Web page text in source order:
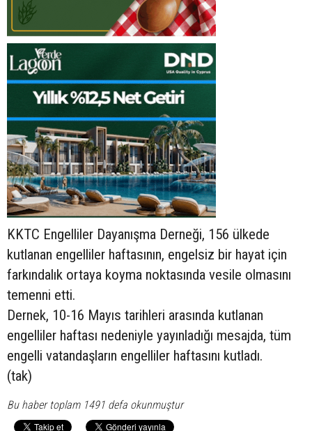
KKTC Engelliler Dayanışma Derneği, 156 ülkede
kutlanan engelliler haftasının, engelsiz bir hayat için
farkındalık ortaya koyma noktasında vesile olmasını
temenni etti.
Dernek, 10-16 Mayıs tarihleri arasında kutlanan
engelliler haftası nedeniyle yayınladığı mesajda, tüm
engelli vatandaşların engelliler haftasını kutladı.
(tak)
Bu haber toplam 1491 defa okunmuştur